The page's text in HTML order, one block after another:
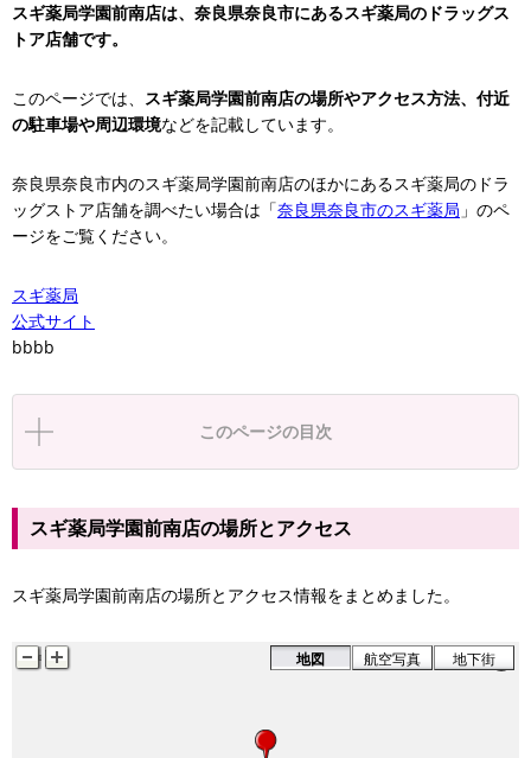
スギ薬局学園前南店は、奈良県奈良市にあるスギ薬局のドラッグス
トア店舗です。
このページでは、 スギ薬局学園前南店の場所やアクセス方法、付近
の駐車場や周辺環境などを記載しています。
奈良県奈良市内のスギ薬局学園前南店のほかにあるスギ薬局のドラ
ッグストア店舗を調べたい場合は「奈良県奈良市のスギ薬局 」のペ
ージをご覧ください。
スギ薬局
公式サイト
bbbb
このページの目次
スギ薬局学園前南店の場所とアクセス
スギ薬局学園前南店の場所とアクセス情報をまとめました。
地図 航空写真 地下街